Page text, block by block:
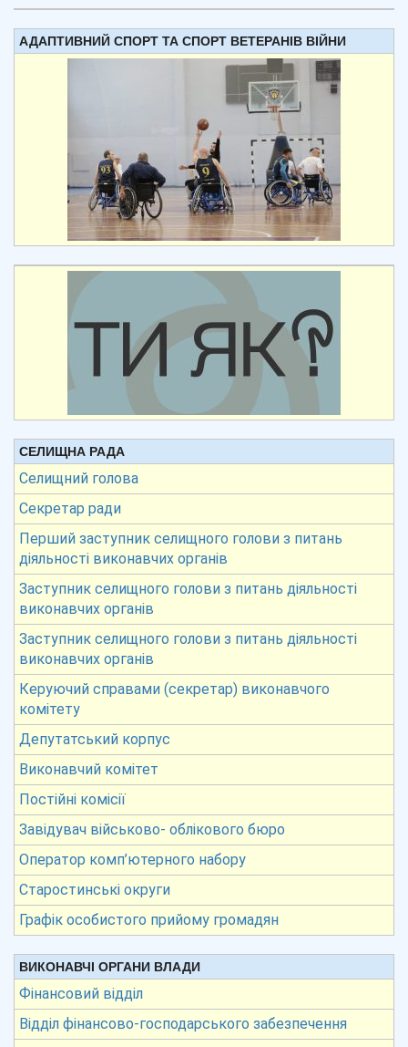
АДАПТИВНИЙ СПОРТ ТА СПОРТ ВЕТЕРАНІВ ВІЙНИ
СЕЛИЩНА РАДА
Селищний голова
Секретар ради
Перший заступник селищного голови з питань
діяльності виконавчих органів
Заступник селищного голови з питань діяльності
виконавчих органів
Заступник селищного голови з питань діяльності
виконавчих органів
Керуючий справами (секретар) виконавчого
комітету
Депутатський корпус
Виконавчий комітет
Постійні комісії
Завідувач військово- облікового бюро
Оператор комп’ютерного набору
Старостинські округи
Графік особистого прийому громадян
ВИКОНАВЧІ ОРГАНИ ВЛАДИ
Фінансовий відділ
Відділ фінансово-господарського забезпечення